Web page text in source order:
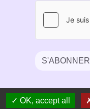
S'ABONNER
OK, accept all